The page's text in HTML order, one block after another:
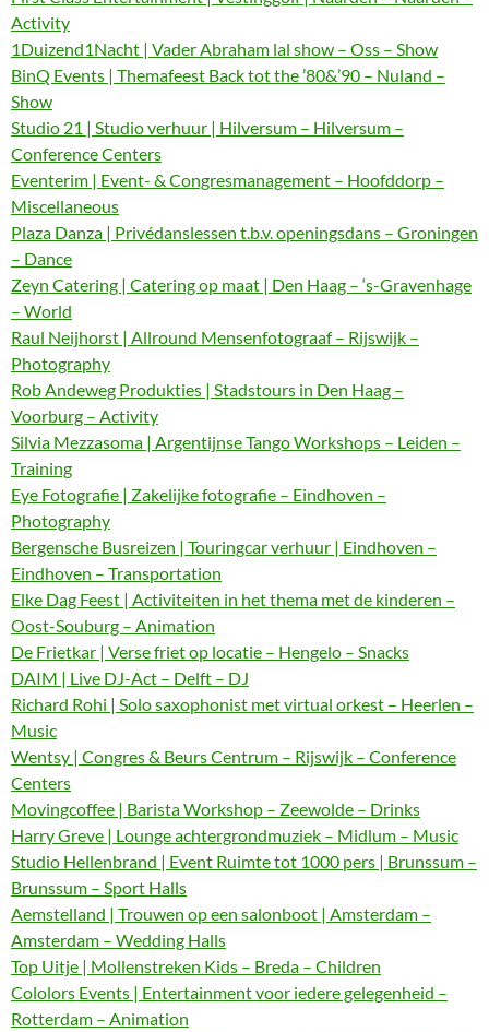
Activity
1Duizend1Nacht | Vader Abraham lal show – Oss – Show
BinQ Events | Themafeest Back tot the ’80&’90 – Nuland –
Show
Studio 21 | Studio verhuur | Hilversum – Hilversum –
Conference Centers
Eventerim | Event- & Congresmanagement – Hoofddorp –
Miscellaneous
Plaza Danza | Privédanslessen t.b.v. openingsdans – Groningen
– Dance
Zeyn Catering | Catering op maat | Den Haag – ‘s-Gravenhage
– World
Raul Neijhorst | Allround Mensenfotograaf – Rijswijk –
Photography
Rob Andeweg Produkties | Stadstours in Den Haag –
Voorburg – Activity
Silvia Mezzasoma | Argentijnse Tango Workshops – Leiden –
Training
Eye Fotografie | Zakelijke fotografie – Eindhoven –
Photography
Bergensche Busreizen | Touringcar verhuur | Eindhoven –
Eindhoven – Transportation
Elke Dag Feest | Activiteiten in het thema met de kinderen –
Oost-Souburg – Animation
De Frietkar | Verse friet op locatie – Hengelo – Snacks
DAIM | Live DJ-Act – Delft – DJ
Richard Rohi | Solo saxophonist met virtual orkest – Heerlen –
Music
Wentsy | Congres & Beurs Centrum – Rijswijk – Conference
Centers
Movingcoffee | Barista Workshop – Zeewolde – Drinks
Harry Greve | Lounge achtergrondmuziek – Midlum – Music
Studio Hellenbrand | Event Ruimte tot 1000 pers | Brunssum –
Brunssum – Sport Halls
Aemstelland | Trouwen op een salonboot | Amsterdam –
Amsterdam – Wedding Halls
Top Uitje | Mollenstreken Kids – Breda – Children
Cololors Events | Entertainment voor iedere gelegenheid –
Rotterdam – Animation